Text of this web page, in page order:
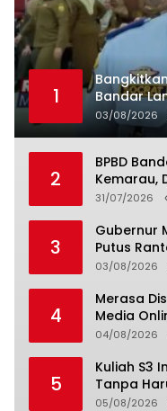
1
Bandar
03/08/2026
2
BPBD
Kemarau,
31/07/2026
3
Gubernur
Putus
03/08/2026
4
Merasa
Media
04/08/2026
5
Kuliah S3
Tanpa
05/08/2026